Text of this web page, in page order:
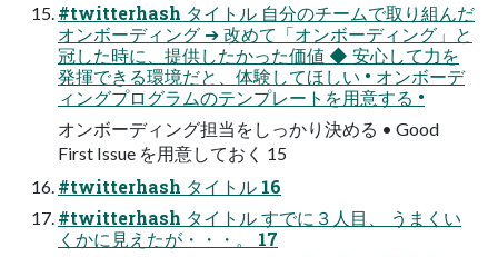
#twitterhash タイトル 自分のチームで取り組んだ
オンボーディング ➔ 改めて「オンボーディング」と
冠した時に、提供したかった価値 ◆ 安心して力を
発揮できる環境だと、体験してほしい • オンボーデ
ィングプログラムのテンプレートを用意する •
オンボーディング担当をしっかり決める • Good
First Issue を用意しておく 15
#twitterhash タイトル 16
#twitterhash タイトル すでに３人目、 うまくい
くかに見えたが・・・。 17